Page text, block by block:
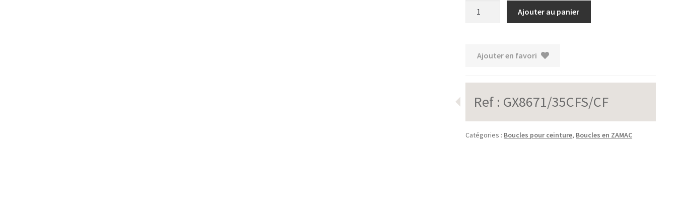
Ajouter au panier
Ajouter en favori
Ref : GX8671/35CFS/CF
Catégories : Boucles pour ceinture, Boucles en ZAMAC